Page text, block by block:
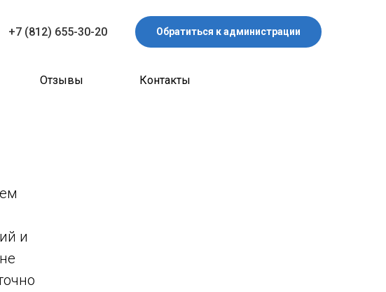
+7 (812) 655-30-20 Обратиться к администрации
Отзывы Контакты
и